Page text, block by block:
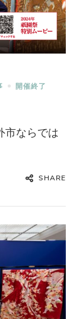
開催終了
市ならでは
SHARE